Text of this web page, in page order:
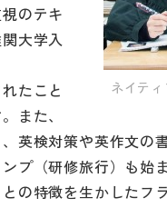
ネイテ
のテキ
大学入
たこと
また、
英検対策や英作文の
プ（研修旅行）も始
の特徴を生かしたフ